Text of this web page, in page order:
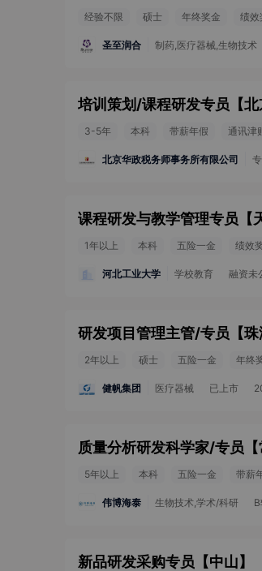
经验不限 硕士 年终奖金 绩效
圣至润合 制药,医疗器械,生物技术
培训策划/课程研发专员 【北
3-5年 本科 带薪年假 通讯津
北京华政税务师事务所有限公司
课程研发与教学管理专员 【
1年以上 本科 五险一金 绩效
河北工业大学 学校教育 融资未
研发项目管理主管/专员 【珠
2年以上 硕士 五险一金 年终
健帆集团 医疗器械 已上市
质量分析研发科学家/专员 【
5年以上 本科 五险一金 带薪
伟博海泰 生物技术,学术/科研
新品研发采购专员 【中山】